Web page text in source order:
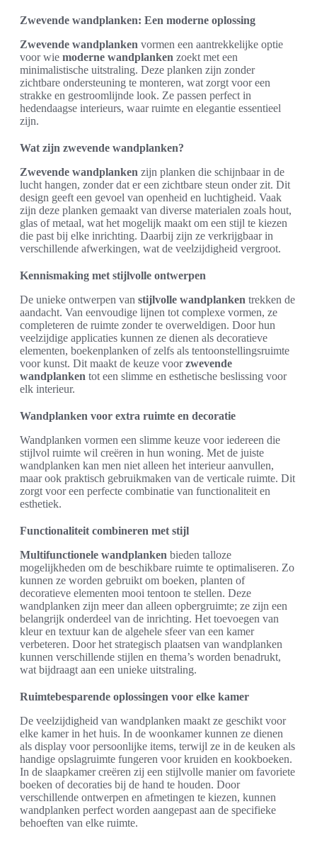
Zwevende wandplanken: Een moderne oplossing
Zwevende wandplanken vormen een aantrekkelijke optie
voor wie moderne wandplanken zoekt met een
minimalistische uitstraling. Deze planken zijn zonder
zichtbare ondersteuning te monteren, wat zorgt voor een
strakke en gestroomlijnde look. Ze passen perfect in
hedendaagse interieurs, waar ruimte en elegantie essentieel
zijn.
Wat zijn zwevende wandplanken?
Zwevende wandplanken zijn planken die schijnbaar in de
lucht hangen, zonder dat er een zichtbare steun onder zit. Dit
design geeft een gevoel van openheid en luchtigheid. Vaak
zijn deze planken gemaakt van diverse materialen zoals hout,
glas of metaal, wat het mogelijk maakt om een stijl te kiezen
die past bij elke inrichting. Daarbij zijn ze verkrijgbaar in
verschillende afwerkingen, wat de veelzijdigheid vergroot.
Kennismaking met stijlvolle ontwerpen
De unieke ontwerpen van stijlvolle wandplanken trekken de
aandacht. Van eenvoudige lijnen tot complexe vormen, ze
completeren de ruimte zonder te overweldigen. Door hun
veelzijdige applicaties kunnen ze dienen als decoratieve
elementen, boekenplanken of zelfs als tentoonstellingsruimte
voor kunst. Dit maakt de keuze voorzwevende
wandplanken tot een slimme en esthetische beslissing voor
elk interieur.
Wandplanken voor extra ruimte en decoratie
Wandplanken vormen een slimme keuze voor iedereen die
stijlvol ruimte wil creëren in hun woning. Met de juiste
wandplanken kan men niet alleen het interieur aanvullen,
maar ook praktisch gebruikmaken van de verticale ruimte. Dit
zorgt voor een perfecte combinatie van functionaliteit en
esthetiek.
Functionaliteit combineren met stijl
Multifunctionele wandplanken bieden talloze
mogelijkheden om de beschikbare ruimte te optimaliseren. Zo
kunnen ze worden gebruikt om boeken, planten of
decoratieve elementen mooi tentoon te stellen. Deze
wandplanken zijn meer dan alleen opbergruimte; ze zijn een
belangrijk onderdeel van de inrichting. Het toevoegen van
kleur en textuur kan de algehele sfeer van een kamer
verbeteren. Door het strategisch plaatsen van wandplanken
kunnen verschillende stijlen en thema’s worden benadrukt,
wat bijdraagt aan een unieke uitstraling.
Ruimtebesparende oplossingen voor elke kamer
De veelzijdigheid van wandplanken maakt ze geschikt voor
elke kamer in het huis. In de woonkamer kunnen ze dienen
als display voor persoonlijke items, terwijl ze in de keuken als
handige opslagruimte fungeren voor kruiden en kookboeken.
In de slaapkamer creëren zij een stijlvolle manier om favoriete
boeken of decoraties bij de hand te houden. Door
verschillende ontwerpen en afmetingen te kiezen, kunnen
wandplanken perfect worden aangepast aan de specifieke
behoeften van elke ruimte.